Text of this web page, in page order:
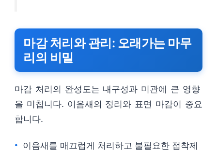
마감 처리와 관리: 오래가는 마무
리의 비밀
마감 처리의 완성도는 내구성과 미관에 큰 영향
을 미칩니다. 이음새의 정리와 표면 마감이 중요
합니다.
이음새를 매끄럽게 처리하고 불필요한 접착제